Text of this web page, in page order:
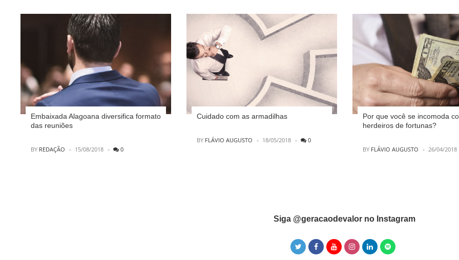
Embaixada Alagoana diversifica formato
das reuniões
POSTED
BY REDAÇÃO 15/08/2018 0
Cuidado com as armadilhas
POSTED
BY FLÁVIO AUGUSTO 18/05/2018 0
Por que você se incomoda
herdeiros de fortunas?
POSTED
BY FLÁVIO AUGUSTO 26/04/2018
Instagram did not return a 200.
Siga @geracaodevalor no Instagram